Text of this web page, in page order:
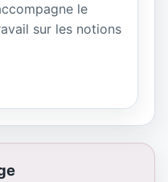
le
sur les notions